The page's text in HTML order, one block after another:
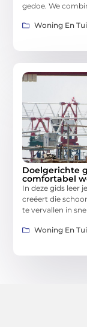
gedoe. We
Woning En
Doelgerichte
comfortabel
In deze gids leer
creëert die
te vervallen in
Woning En